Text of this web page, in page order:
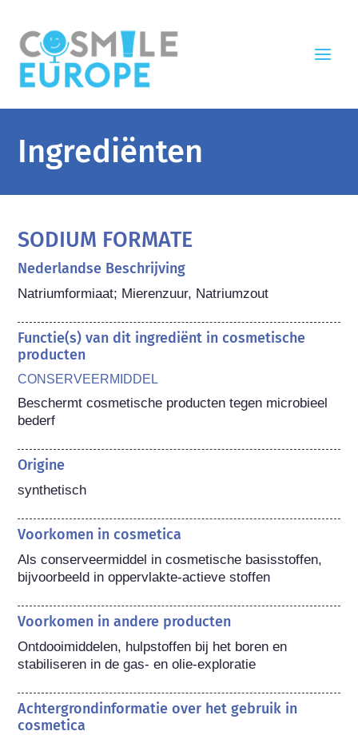
Ingrediënten
SODIUM FORMATE
Nederlandse Beschrijving
Natriumformiaat; Mierenzuur, Natriumzout
Functie(s) van dit ingrediënt in cosmetische
producten
CONSERVEERMIDDEL
Beschermt cosmetische producten tegen microbieel
bederf
Origine
synthetisch
Voorkomen in cosmetica
Als conserveermiddel in cosmetische basisstoffen,
bijvoorbeeld in oppervlakte-actieve stoffen
Voorkomen in andere producten
Ontdooimiddelen, hulpstoffen bij het boren en
stabiliseren in de gas- en olie-exploratie
Achtergrondinformatie over het gebruik in
cosmetica